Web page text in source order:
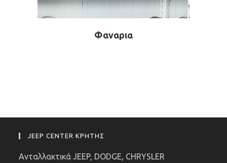
Φαναρια
JEEP CENTER ΚΡΗΤΗΣ
Ανταλλακτικά JEEP, DODGE, CHRYSLER